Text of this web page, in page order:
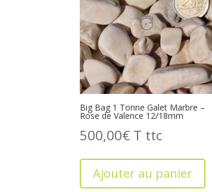
Big Bag 1 Tonne Galet Marbre –
Rose de Valence 12/18mm
500,00€ T
Ajouter au panier